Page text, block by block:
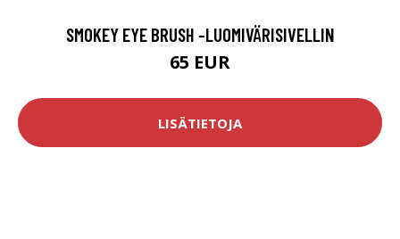
SMOKEY EYE BRUSH -LUOMIVÄRISIVELLIN
65 EUR
LISÄTIETOJA